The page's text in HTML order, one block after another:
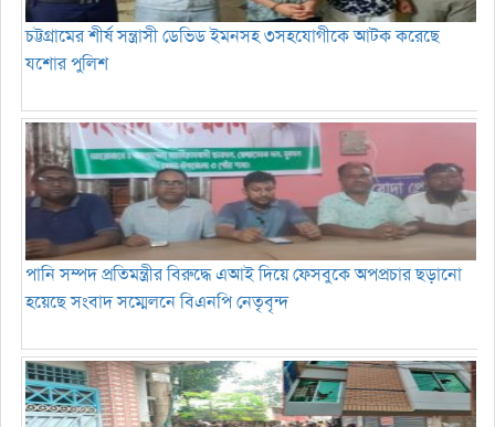
চট্টগ্রামের শীর্ষ সন্ত্রাসী ডেভিড ইমনসহ ৩সহযোগীকে আটক করেছে
যশোর পুলিশ
পানি সম্পদ প্রতিমন্ত্রীর বিরুদ্ধে এআই দিয়ে ফেসবুকে অপপ্রচার ছড়ানো
হয়েছে সংবাদ সম্মেলনে বিএনপি নেতৃবৃন্দ